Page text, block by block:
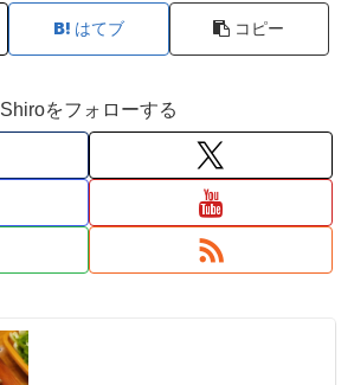
はてブ コピー
Shiroをフォローする